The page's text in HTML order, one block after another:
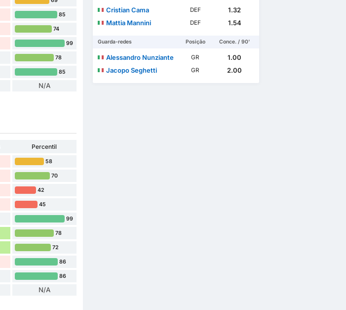
85
74
99
78
85
N/A
Percentil
58
70
42
45
99
78
72
86
86
N/A
Cristian Cama
DEF
1.32
Mattia Mannini
DEF 1.54
Guarda-redes Posição Conce. / 90'
Alessandro Nunziante GR
1.00
Jacopo Seghetti
GR 2.00